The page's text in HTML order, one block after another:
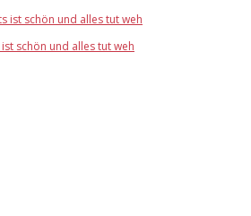
ist schön und alles tut weh
ist schön und alles tut weh